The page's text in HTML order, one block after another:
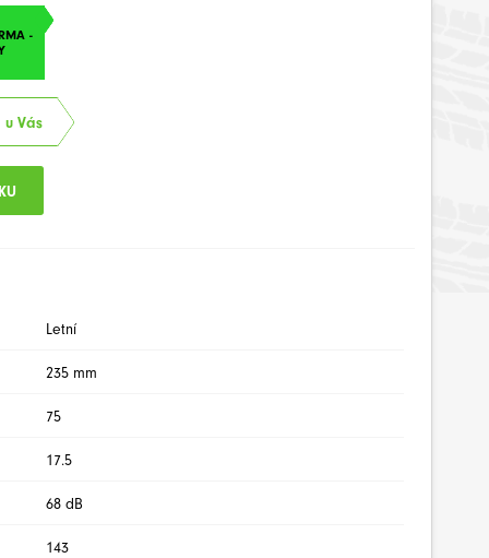
-
u Vás
Letní
235 mm
75
17.5
68 dB
143